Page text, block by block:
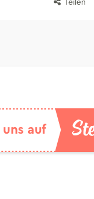
Teilen